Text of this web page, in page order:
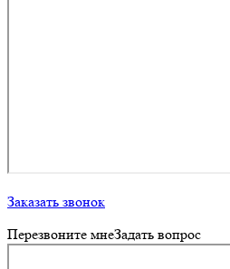
Заказать звонок
Перезвоните мнеЗадать вопрос